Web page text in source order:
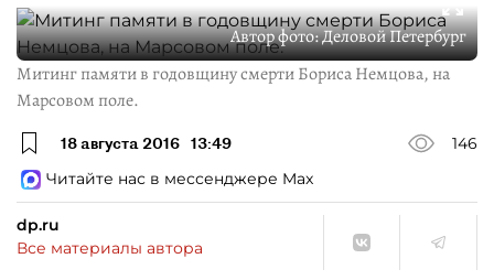
Автор фото:Деловой Петербург
Митинг памяти в годовщину смерти Бориса Немцова, на
Марсовом поле.
18 августа 2016 13:49
146
Читайте нас в мессенджере Max
dp.ru
Все материалы автора